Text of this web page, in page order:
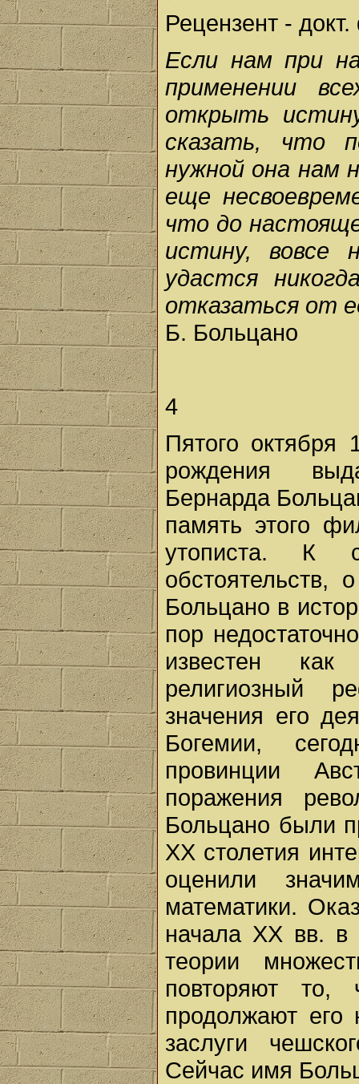
Рецензент -
Если нам при
применении
открыть
сказать, что
нужной она нам
еще
что до
истину,
удастся
отказаться от
Б. Больцано
4
Пятого октября
рождения
Бернарда
память этого
утописта. К
обстоятельств,
Больцано в
пор
известен как
религиозный
значения его
Богемии,
провинции
поражения
Больцано были
XX столетия
оценили
математики.
начала XX вв. в
теории
повторяют
продолжают
заслуги
Сейчас имя